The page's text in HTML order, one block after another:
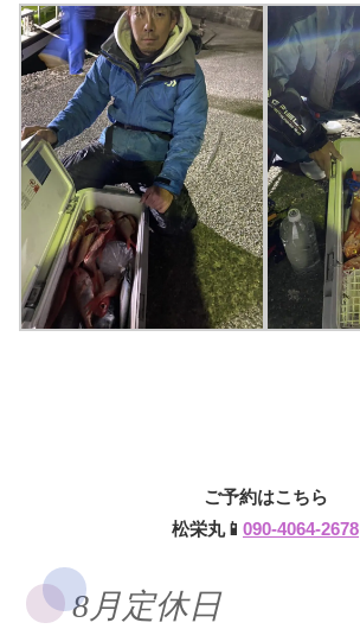
ご予約はこちら
松栄丸📱 090-4064-2678
8月定休日